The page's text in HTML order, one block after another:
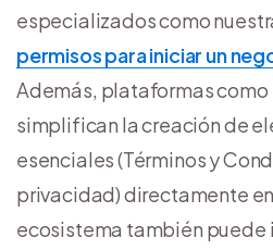
especializados como
permisos para iniciar un
Además, plataformas
simplifican la creación de
esenciales (Términos y
privacidad) directamente
ecosistema también puede